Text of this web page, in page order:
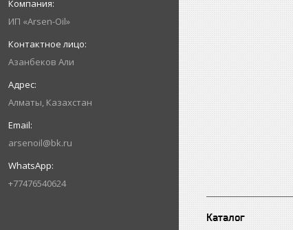
ИП «Arsen-Oil»
Азанбеков Али
Алматы, Казахстан
arsenoil@bk.ru
+77476540624
Каталог